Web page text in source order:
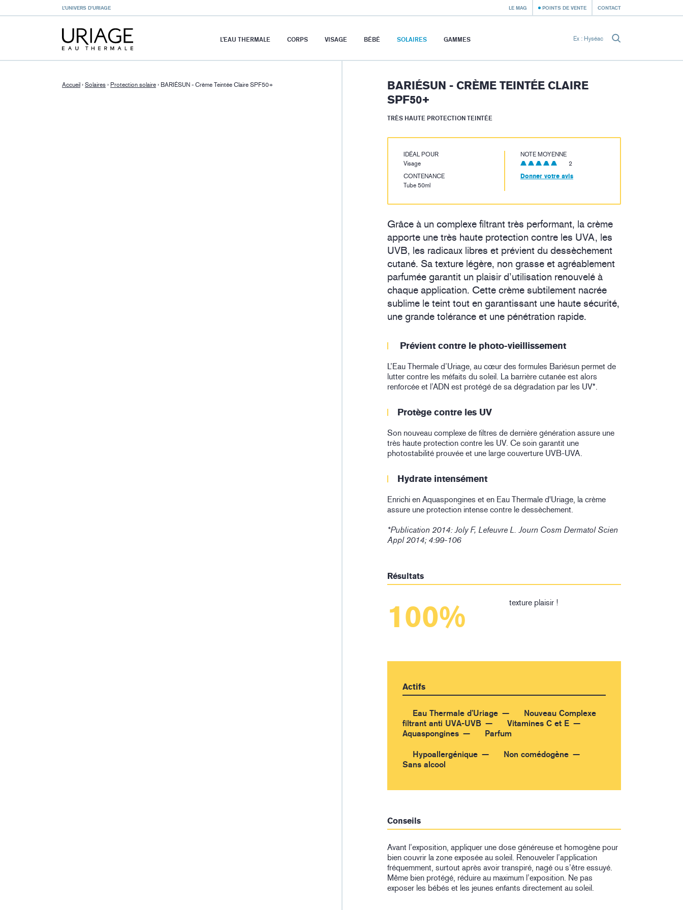
L’UNIVERS D’URIAGE LE MAG POINTS DE VENTE CONTACT
L’EAU THERMALE CORPS VISAGE BÉBÉ SOLAIRES GAMMES
Accueil › Solaires › Protection solaire › BARIÉSUN - Crème Teintée Claire SPF50+
BARIÉSUN - CRÈME TEINTÉE CLAIRE
SPF50+
TRÈS HAUTE PROTECTION TEINTÉE
IDÉAL POUR
Visage
CONTENANCE
Tube 50ml
NOTE MOYENNE
2
Donner votre avis
Grâce à un complexe filtrant très performant, la crème
apporte une très haute protection contre les UVA, les
UVB, les radicaux libres et prévient du dessèchement
cutané. Sa texture légère, non grasse et agréablement
parfumée garantit un plaisir d’utilisation renouvelé à
chaque application. Cette crème subtilement nacrée
sublime le teint tout en garantissant une haute sécurité,
une grande tolérance et une pénétration rapide.
Prévient contre le photo-vieillissement
L’Eau Thermale d’Uriage, au cœur des formules Bariésun permet de
lutter contre les méfaits du soleil. La barrière cutanée est alors
renforcée et l’ADN est protégé de sa dégradation par les UV*.
Protège contre les UV
Son nouveau complexe de filtres de dernière génération assure une
très haute protection contre les UV. Ce soin garantit une
photostabilité prouvée et une large couverture UVB-UVA.
Hydrate intensément
Enrichi en Aquaspongines et en Eau Thermale d'Uriage, la crème
assure une protection intense contre le dessèchement.
*Publication 2014: Joly F, Lefeuvre L. Journ Cosm Dermatol Scien
Appl 2014; 4:99-106
Résultats
100% texture plaisir !
Actifs
Eau Thermale d’Uriage
Nouveau Complexe
filtrant anti UVA-UVB
Vitamines C et E
Aquaspongines
Parfum
Hypoallergénique
Non comédogène
Sans alcool
Conseils
Avant l’exposition, appliquer une dose généreuse et homogène pour
bien couvrir la zone exposée au soleil. Renouveler l’application
fréquemment, surtout après avoir transpiré, nagé ou s’être essuyé.
Même bien protégé, réduire au maximum l’exposition. Ne pas
exposer les bébés et les jeunes enfants directement au soleil.